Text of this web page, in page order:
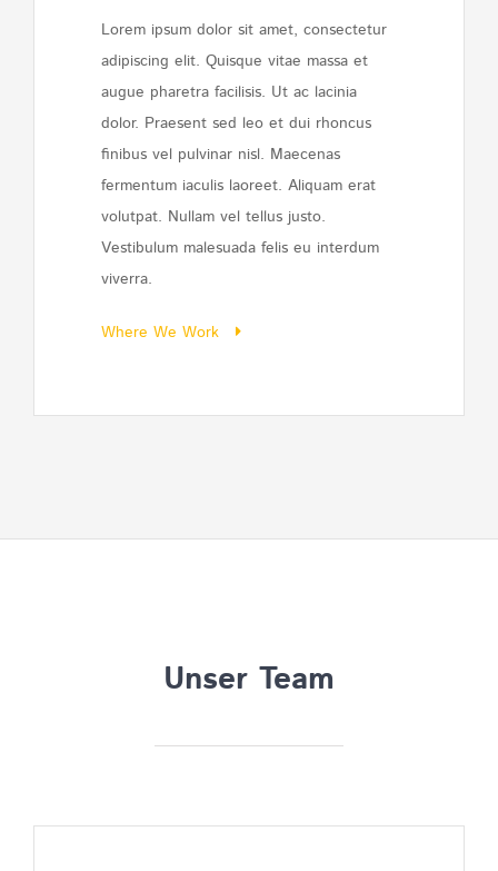
Lorem ipsum dolor sit amet, consectetur
adipiscing elit. Quisque vitae massa et
augue pharetra facilisis. Ut ac lacinia
dolor. Praesent sed leo et dui rhoncus
finibus vel pulvinar nisl. Maecenas
fermentum iaculis laoreet. Aliquam erat
volutpat. Nullam vel tellus justo.
Vestibulum malesuada felis eu interdum
viverra.
Where We Work
Unser Team